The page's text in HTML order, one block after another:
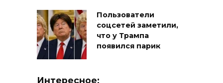
Пользователи
соцсетей заметили,
что у Трампа
появился парик
Интересное: